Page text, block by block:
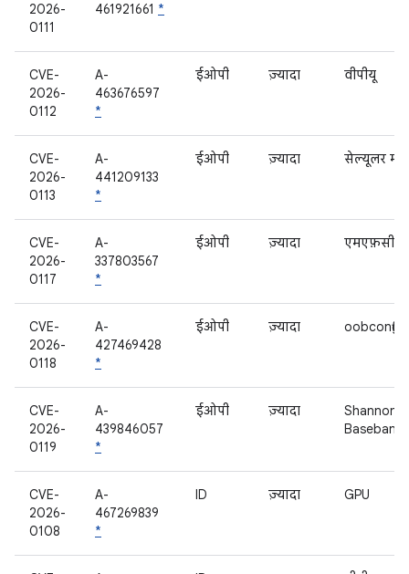
2026-
0111
461921661 *
CVE-
2026-
0112
A-
463676597
*
ईओपी ज़्यादा वीपीयू
CVE-
2026-
0113
A-
441209133
*
ईओपी ज़्यादा सेल्यूलर
CVE-
2026-
0117
A-
337803567
*
ईओपी ज़्यादा एमएफ़सी
CVE-
2026-
0118
A-
427469428
*
ईओपी ज़्यादा oobconfig
CVE-
2026-
0119
A-
439846057
*
ईओपी ज़्यादा
Shannon
Baseband
CVE-
2026-
0108
A-
467269839
*
ID ज़्यादा GPU